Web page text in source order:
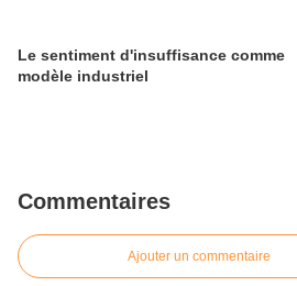
Le sentiment d'insuffisance comme
modèle industriel
Commentaires
Ajouter un commentaire